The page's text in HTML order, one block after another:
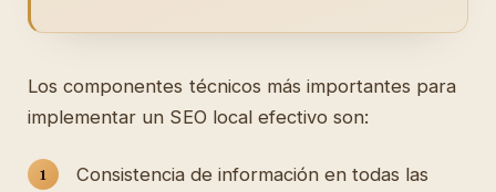
Los componentes técnicos más importantes para
implementar un SEO local efectivo son:
Consistencia de información en todas las